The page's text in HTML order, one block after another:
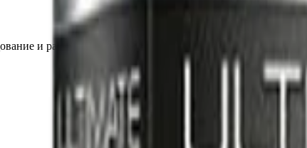
и расходные материалы для детейлинга.